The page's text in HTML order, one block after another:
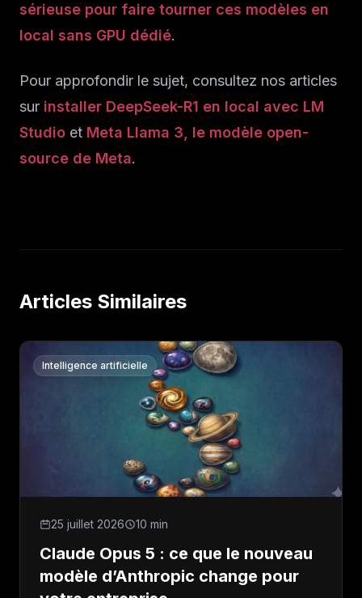
sérieuse pour faire tourner ces modèles en
local sans GPU dédié.
Pour approfondir le sujet, consultez nos articles
sur installer DeepSeek-R1 en local avec LM
Studio et Meta Llama 3, le modèle open-
source de Meta.
Articles Similaires
Intelligence artificielle
25 juillet 2026 10 min
Claude Opus 5 : ce que le nouveau
modèle d’Anthropic change pour